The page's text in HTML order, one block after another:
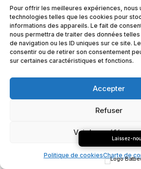
Pour offrir les meilleures expériences, nous
technologies telles que les cookies pour
informations des appareils. Le fait de
nous permettra de traiter des données
de navigation ou les ID uniques sur ce site.
consentir ou de retirer son consentement
sur certaines caractéristiques et fonctions.
Accepter
Refuser
Voir les
Politique de cookiesCharte de
Printemps
Prix sur demande
Prix sur demande
Signe I
Laissez-